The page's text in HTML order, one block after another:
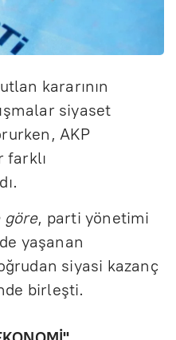
kararının
siyaset
AKP
farklı
göre, parti yönetimi
yaşanan
siyasi kazanç
birleşti.